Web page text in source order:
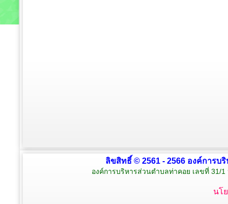
ลิขสิทธิ์ © 2561 - 2566 องค์การบ
องค์การบริหารส่วนตำบลท่าคอย เลขที่ 31/
นโ